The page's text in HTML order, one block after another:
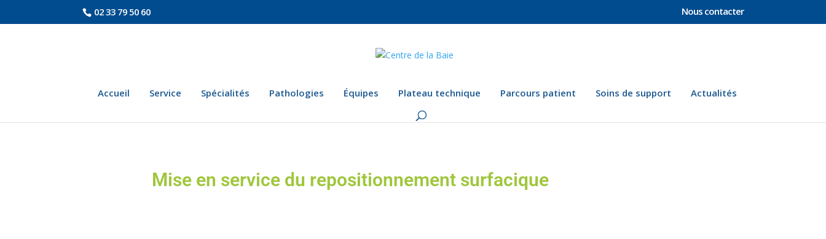
02 33 79 50 60 Nous contacter
Accueil Service Spécialités Pathologies Équipes Plateau technique Parcours patient Soins de support Actualités
Mise en service du repositionnement surfacique